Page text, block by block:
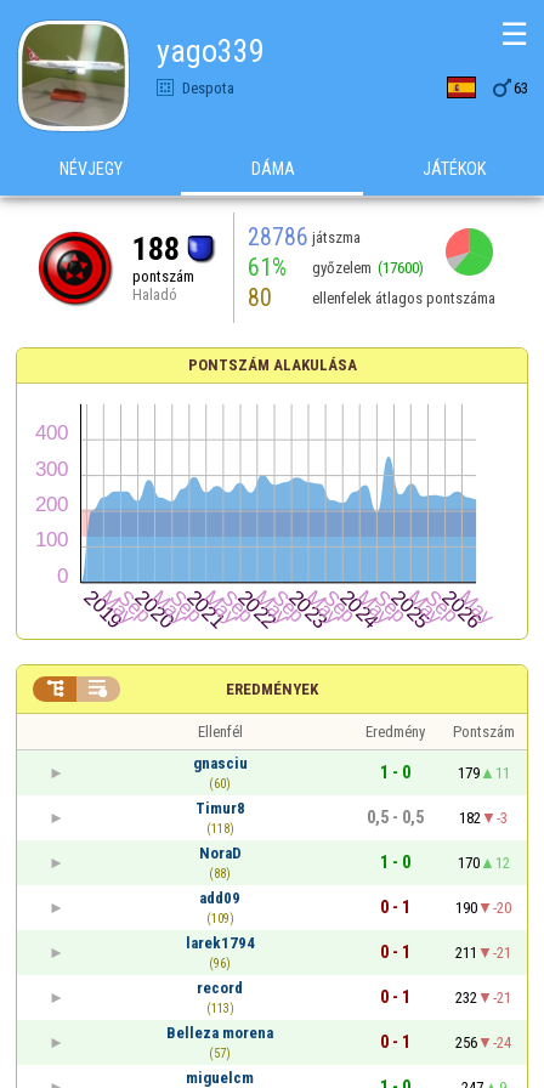
yago339
Despota 63
☰
NÉVJEGY DÁMA JÁTÉKOK
188
pontszám
Haladó
28786 játszma
61% győzelem (17600)
80 ellenfelek átlagos pontszáma
PONTSZÁM ALAKULÁSA
EREDMÉNYEK
 
Ellenfél Eredmény
Pontszám
gnasciu
(60)
1 - 0 179
11
Timur8
(118)
0,5 - 0,5 182
-3
NoraD
(88)
1 - 0 170
12
add09
(109)
0 - 1 190
-20
larek1794
(96)
0 - 1 211
-21
record
(113)
0 - 1 232
-21
Belleza morena
(57)
0 - 1 256
-24
miguelcm